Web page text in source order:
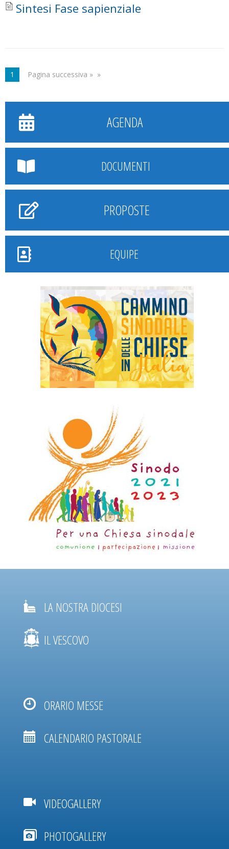
Sintesi Fase sapienziale
1 Pagina successiva »
AGENDA
DOCUMENTI
PROPOSTE
EQUIPE
LA NOSTRA DIOCESI
IL VESCOVO
ORARIO MESSE
CALENDARIO PASTORALE
VIDEOGALLERY
PHOTOGALLERY